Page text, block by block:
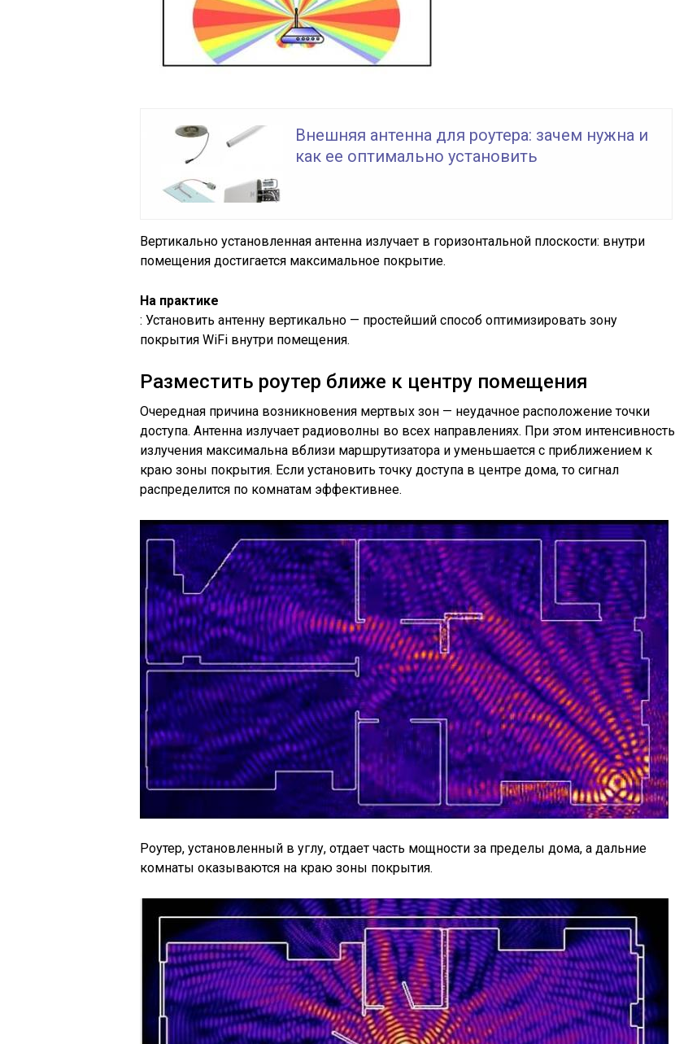
Внешняя антенна для роутера: зачем нужна и
как ее оптимально установить
Вертикально установленная антенна излучает в горизонтальной плоскости: внутри
помещения достигается максимальное покрытие.
На практике
: Установить антенну вертикально — простейший способ оптимизировать зону
покрытия WiFi внутри помещения.
Разместить роутер ближе к центру помещения
Очередная причина возникновения мертвых зон — неудачное расположение точки
доступа. Антенна излучает радиоволны во всех направлениях. При этом интенсивность
излучения максимальна вблизи маршрутизатора и уменьшается с приближением к
краю зоны покрытия. Если установить точку доступа в центре дома, то сигнал
распределится по комнатам эффективнее.
Роутер, установленный в углу, отдает часть мощности за пределы дома, а дальние
комнаты оказываются на краю зоны покрытия.